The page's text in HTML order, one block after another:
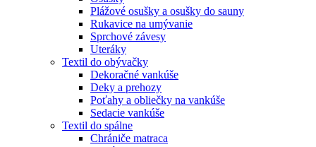
Plážové osušky a osušky do sauny
Rukavice na umývanie
Sprchové závesy
Uteráky
Textil do obývačky
Dekoračné vankúše
Deky a prehozy
Poťahy a obliečky na vankúše
Sedacie vankúše
Textil do spálne
Chrániče matraca